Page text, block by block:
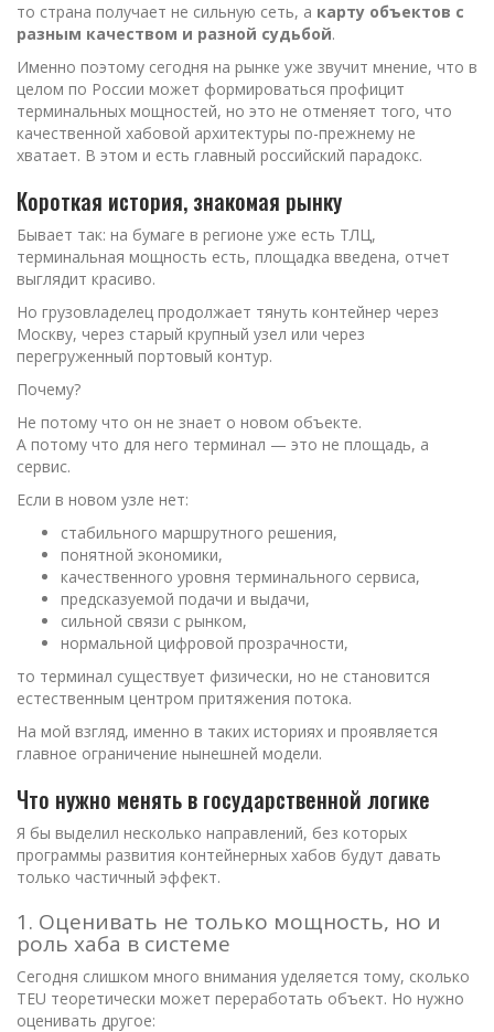
то страна получает не сильную сеть, а карту объектов с
разным качеством и разной судьбой.
Именно поэтому сегодня на рынке уже звучит мнение, что в
целом по России может формироваться профицит
терминальных мощностей, но это не отменяет того, что
качественной хабовой архитектуры по-прежнему не
хватает. В этом и есть главный российский парадокс.
Короткая история, знакомая рынку
Бывает так: на бумаге в регионе уже есть ТЛЦ,
терминальная мощность есть, площадка введена, отчет
выглядит красиво.
Но грузовладелец продолжает тянуть контейнер через
Москву, через старый крупный узел или через
перегруженный портовый контур.
Почему?
Не потому что он не знает о новом объекте.
А потому что для него терминал — это не площадь, а
сервис.
Если в новом узле нет:
стабильного маршрутного решения,
понятной экономики,
качественного уровня терминального сервиса,
предсказуемой подачи и выдачи,
сильной связи с рынком,
нормальной цифровой прозрачности,
то терминал существует физически, но не становится
естественным центром притяжения потока.
На мой взгляд, именно в таких историях и проявляется
главное ограничение нынешней модели.
Что нужно менять в государственной логике
Я бы выделил несколько направлений, без которых
программы развития контейнерных хабов будут давать
только частичный эффект.
1. Оценивать не только мощность, но и
роль хаба в системе
Сегодня слишком много внимания уделяется тому, сколько
TEU теоретически может переработать объект. Но нужно
оценивать другое: